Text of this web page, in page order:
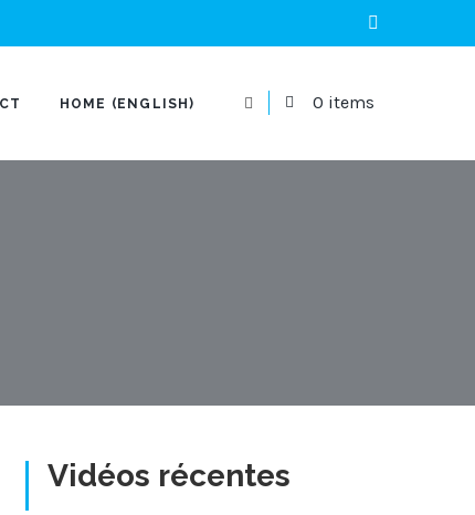
HOME (ENGLISH) 0 items
Vidéos récentes